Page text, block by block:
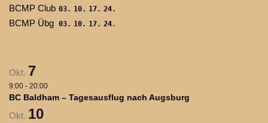
BCMP Club 03. 10. 17. 24.
BCMP Übg 03. 10. 17. 24.
Okt. 7
9:00 - 20:00
BC Baldham – Tagesausflug nach Augsburg
Okt. 10